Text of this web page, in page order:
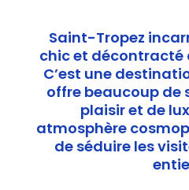
Saint-Tropez
chic et décontracté
C’est une
offre beaucoup de
plaisir et de
atmosphère
de séduire les